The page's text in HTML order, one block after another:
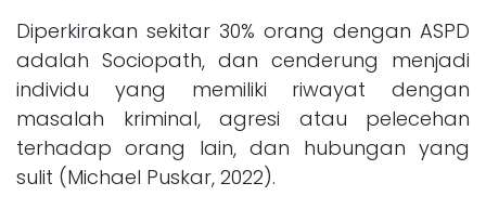
Diperkirakan sekitar 30% orang dengan ASPD
adalah Sociopath, dan cenderung menjadi
individu yang memiliki riwayat dengan
masalah kriminal, agresi atau pelecehan
terhadap orang lain, dan hubungan yang
sulit (Michael Puskar, 2022).